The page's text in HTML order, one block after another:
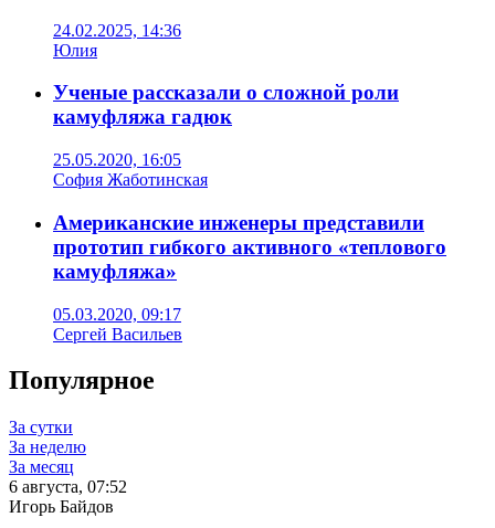
24.02.2025, 14:36
Юлия
Ученые рассказали о сложной роли
камуфляжа гадюк
25.05.2020, 16:05
София Жаботинская
Американские инженеры представили
прототип гибкого активного «теплового
камуфляжа»
05.03.2020, 09:17
Сергей Васильев
Популярное
За сутки
За неделю
За месяц
6 августа, 07:52
Игорь Байдов